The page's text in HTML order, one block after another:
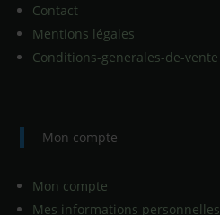
Contact
Mentions légales
Conditions-generales-de-vente
Mon compte
Mon compte
Mes informations personnelles